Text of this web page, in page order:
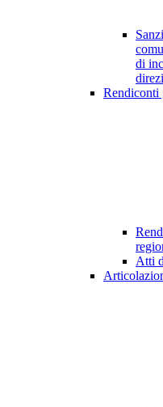
di
Rendiconti
Atti